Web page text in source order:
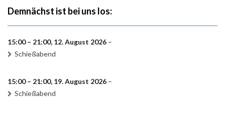
Demnächst ist bei uns los:
15:00 – 21:00, 12. August 2026 –
Schießabend
15:00 – 21:00, 19. August 2026 –
Schießabend